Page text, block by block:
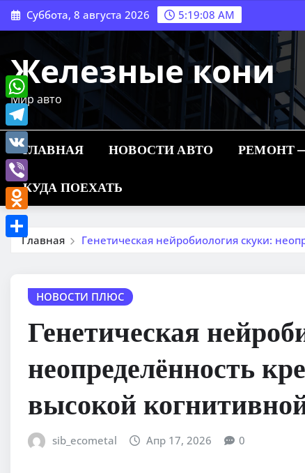
Перейти
к
Суббота, 8 августа 2026 5:19:09 AM
Железные кони
Мир авто
ГЛАВНАЯ НОВОСТИ АВТО РЕМОНТ
КУДА ПОЕХАТЬ
Главная Генетическая нейробиология скуки:
НОВОСТИ ПЛЮС
Генетическая
неопределённость
высокой
sib_ecometal Апр 17, 2026 0
WhatsApp
Telegram
VK
Viber
Odnoklassniki
Отправить